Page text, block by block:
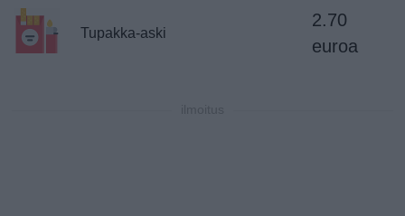
Tupakka-aski
2.70
euroa